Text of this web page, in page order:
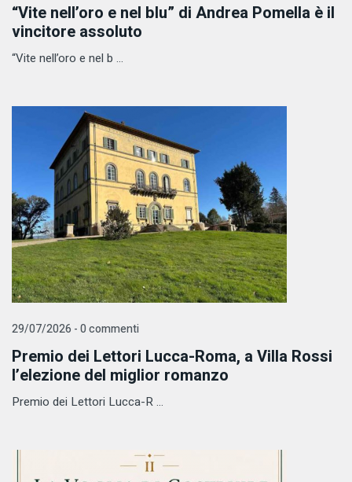
“Vite nell’oro e nel blu” di Andrea Pomella è il
vincitore assoluto
“Vite nell’oro e nel b ...
29/07/2026 - 0 commenti
Premio dei Lettori Lucca-Roma, a Villa Rossi
l’elezione del miglior romanzo
Premio dei Lettori Lucca-R ...